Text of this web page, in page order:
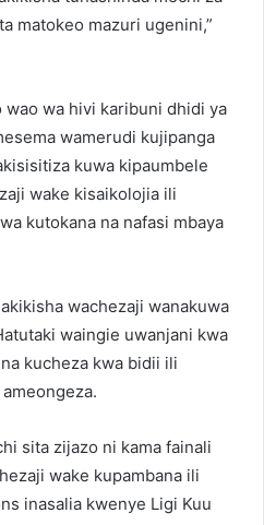
matokeo mazuri ugenini,”
wao wa hivi karibuni dhidi ya
wamerudi kujipanga
kuwa kipaumbele
wake kisaikolojia ili
kutokana na nafasi mbaya
wachezaji wanakuwa
waingie uwanjani kwa
kucheza kwa bidii ili
sita zijazo ni kama fainali
wake kupambana ili
inasalia kwenye Ligi Kuu